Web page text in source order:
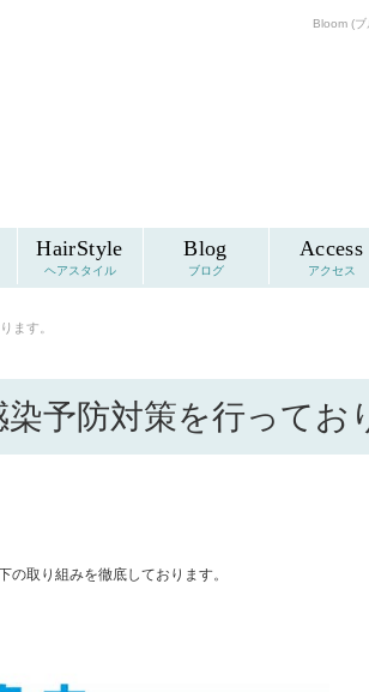
Bloom (ブ
HairStyle
ヘアスタイル
Blog
ブログ
Access
アクセス
ます。
予防対策を行ってお
取り組みを徹底しております。